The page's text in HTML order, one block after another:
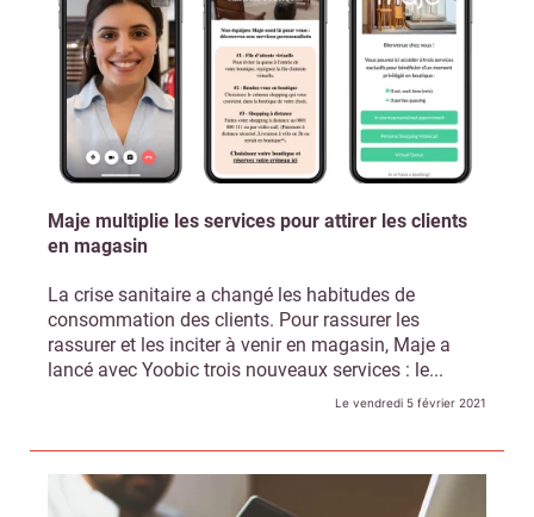
Maje multiplie les services pour attirer les clients
en magasin
La crise sanitaire a changé les habitudes de
consommation des clients. Pour rassurer les
rassurer et les inciter à venir en magasin, Maje a
lancé avec Yoobic trois nouveaux services : le...
Le vendredi 5 février 2021